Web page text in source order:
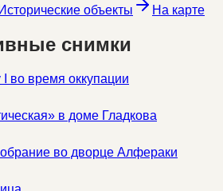
Исторические объекты На карте
снимки
во время оккупации
в доме Гладкова
во дворце Алфераки